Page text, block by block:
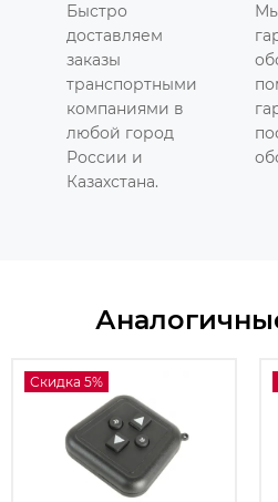
Быстро
доставляем
заказы
транспортными
компаниями в
любой город
России и
Казахстана.
Скидка 5%